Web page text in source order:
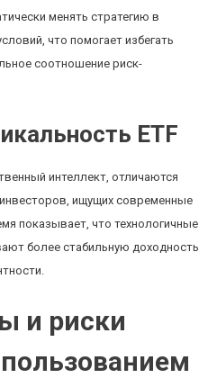
менять стратегию в
что помогает избегать
соотношение риск-
ETF
интеллект, отличаются
ищущих современные
показывает, что технологичные
более стабильную доходность
и риски